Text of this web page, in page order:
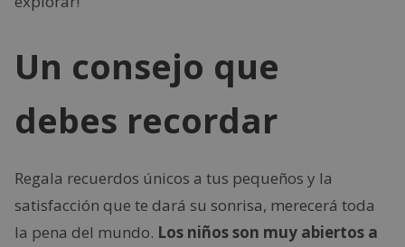
Un consejo que
debes recordar
Regala recuerdos únicos a tus pequeños y la
satisfacción que te dará su sonrisa, merecerá toda
la pena del mundo. Los niños son muy abiertos a